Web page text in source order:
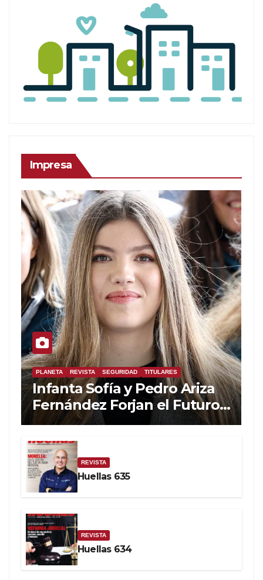
Impresa
PLANETA REVISTA SEGURIDAD TITULARES
Infanta Sofía y Pedro Ariza
Fernández Forjan el Futuro
de la Soberanía Real
REVISTA
Huellas 635
REVISTA
Huellas 634